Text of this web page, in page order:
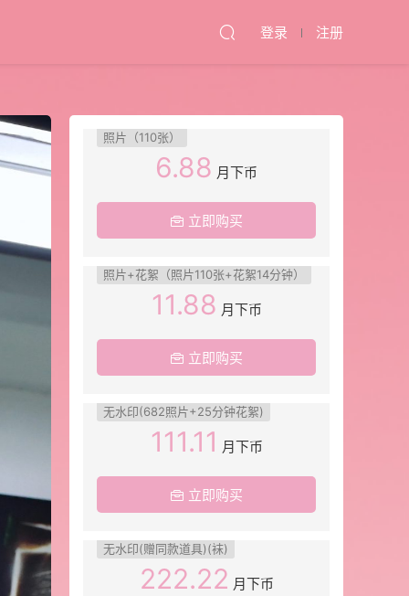
登录 注册
照片（110张）
6.88 月下币
立即购买
照片+花絮（照片110张+花絮14分钟）
11.88 月下币
立即购买
无水印(682照片+25分钟花絮)
111.11 月下币
立即购买
无水印(赠同款道具)(袜)
222.22 月下币